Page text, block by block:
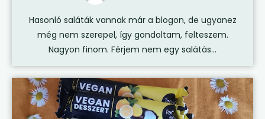
Hasonló saláták vannak már a blogon, de ugyanez
még nem szerepel, így gondoltam, felteszem.
Nagyon finom. Férjem nem egy salátás...